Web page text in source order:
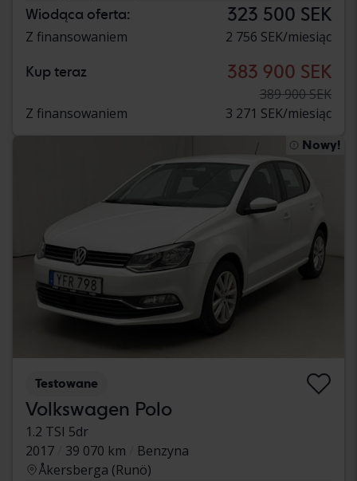
Wiodąca oferta: 323 500 SEK
Z finansowaniem 2 756 SEK/miesiąc
Kup teraz 383 900 SEK
389 900 SEK
Z finansowaniem
3 271 SEK/miesiąc
Nowy!
Testowane
Volkswagen Polo
1.2 TSI 5dr
2017
39 070 km
Benzyna
Åkersberga (Runö)